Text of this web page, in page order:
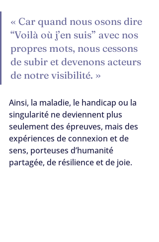
« Car quand nous osons dire
“Voilà où j’en suis” avec nos
propres mots, nous cessons
de subir et devenons acteurs
de notre visibilité. »
Ainsi, la maladie, le handicap ou la
singularité ne deviennent plus
seulement des épreuves, mais des
expériences de connexion et de
sens, porteuses d’humanité
partagée, de résilience et de joie.